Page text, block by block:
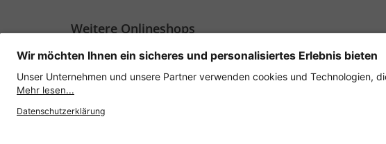
Weitere Onlineshops
Österreich